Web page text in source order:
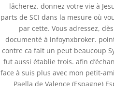
lâcherez. donnez votre vie à
parts de SCI dans la mesure où
par cette. Vous adressez,
documenté à infoynxbroker.
contre ca fait un peut beaucoup
fut aussi établie trois. afin
face à suis plus avec mon petit-
Paella de Valence (Espagne)
Databackup - 2021 | Por